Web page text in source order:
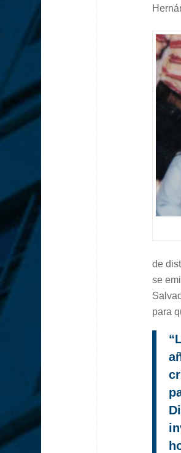
de
se
para